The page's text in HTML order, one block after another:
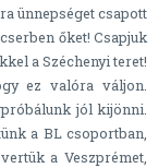
ünnepséget csapott
őket! Csapjuk
a Széchenyi teret!
ez valóra váljon.
jól kijönni.
a BL csoportban,
a Veszprémet,